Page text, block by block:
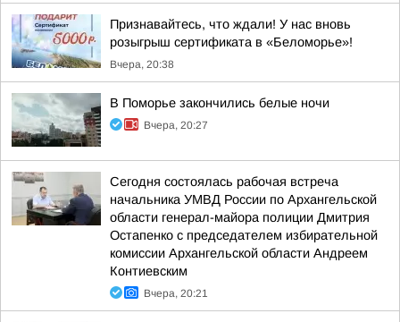
Признавайтесь, что ждали! У нас вновь
розыгрыш сертификата в «Беломорье»!
Вчера, 20:38
В Поморье закончились белые ночи
Вчера, 20:27
Сегодня состоялась рабочая встреча
начальника УМВД России по Архангельской
области генерал-майора полиции Дмитрия
Остапенко с председателем избирательной
комиссии Архангельской области Андреем
Контиевским
Вчера, 20:21